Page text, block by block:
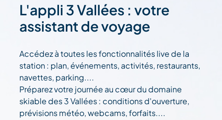
L'appli 3 Vallées : votre
assistant de voyage
Accédez à toutes les fonctionnalités live de la
station : plan, événements, activités, restaurants,
navettes, parking....
Préparez votre journée au cœur du domaine
skiable des 3 Vallées : conditions d'ouverture,
prévisions météo, webcams, forfaits....